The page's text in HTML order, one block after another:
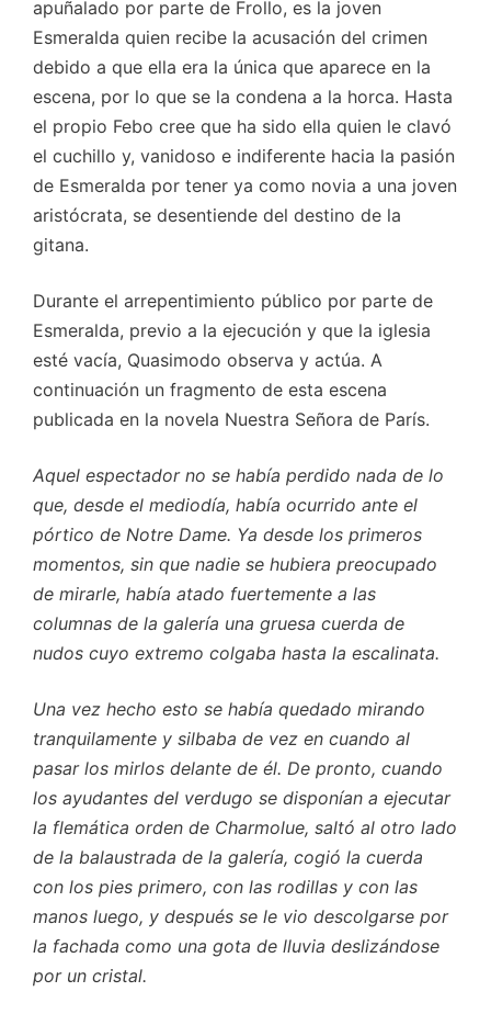
apuñalado por parte de Frollo, es la joven
Esmeralda quien recibe la acusación del crimen
debido a que ella era la única que aparece en la
escena, por lo que se la condena a la horca. Hasta
el propio Febo cree que ha sido ella quien le clavó
el cuchillo y, vanidoso e indiferente hacia la pasión
de Esmeralda por tener ya como novia a una joven
aristócrata, se desentiende del destino de la
gitana.
Durante el arrepentimiento público por parte de
Esmeralda, previo a la ejecución y que la iglesia
esté vacía, Quasimodo observa y actúa. A
continuación un fragmento de esta escena
publicada en la novela Nuestra Señora de París.
Aquel espectador no se había perdido nada de lo
que, desde el mediodía, había ocurrido ante el
pórtico de Notre Dame. Ya desde los primeros
momentos, sin que nadie se hubiera preocupado
de mirarle, había atado fuertemente a las
columnas de la galería una gruesa cuerda de
nudos cuyo extremo colgaba hasta la escalinata.
Una vez hecho esto se había quedado mirando
tranquilamente y silbaba de vez en cuando al
pasar los mirlos delante de él. De pronto, cuando
los ayudantes del verdugo se disponían a ejecutar
la flemática orden de Charmolue, saltó al otro lado
de la balaustrada de la galería, cogió la cuerda
con los pies primero, con las rodillas y con las
manos luego, y después se le vio descolgarse por
la fachada como una gota de lluvia deslizándose
por un cristal.